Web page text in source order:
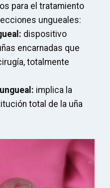
para el tratamiento
ungueales:
dispositivo
encarnadas que
totalmente
implica la
total de la uña